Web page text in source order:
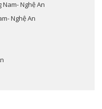
Nghệ An
Nghệ An